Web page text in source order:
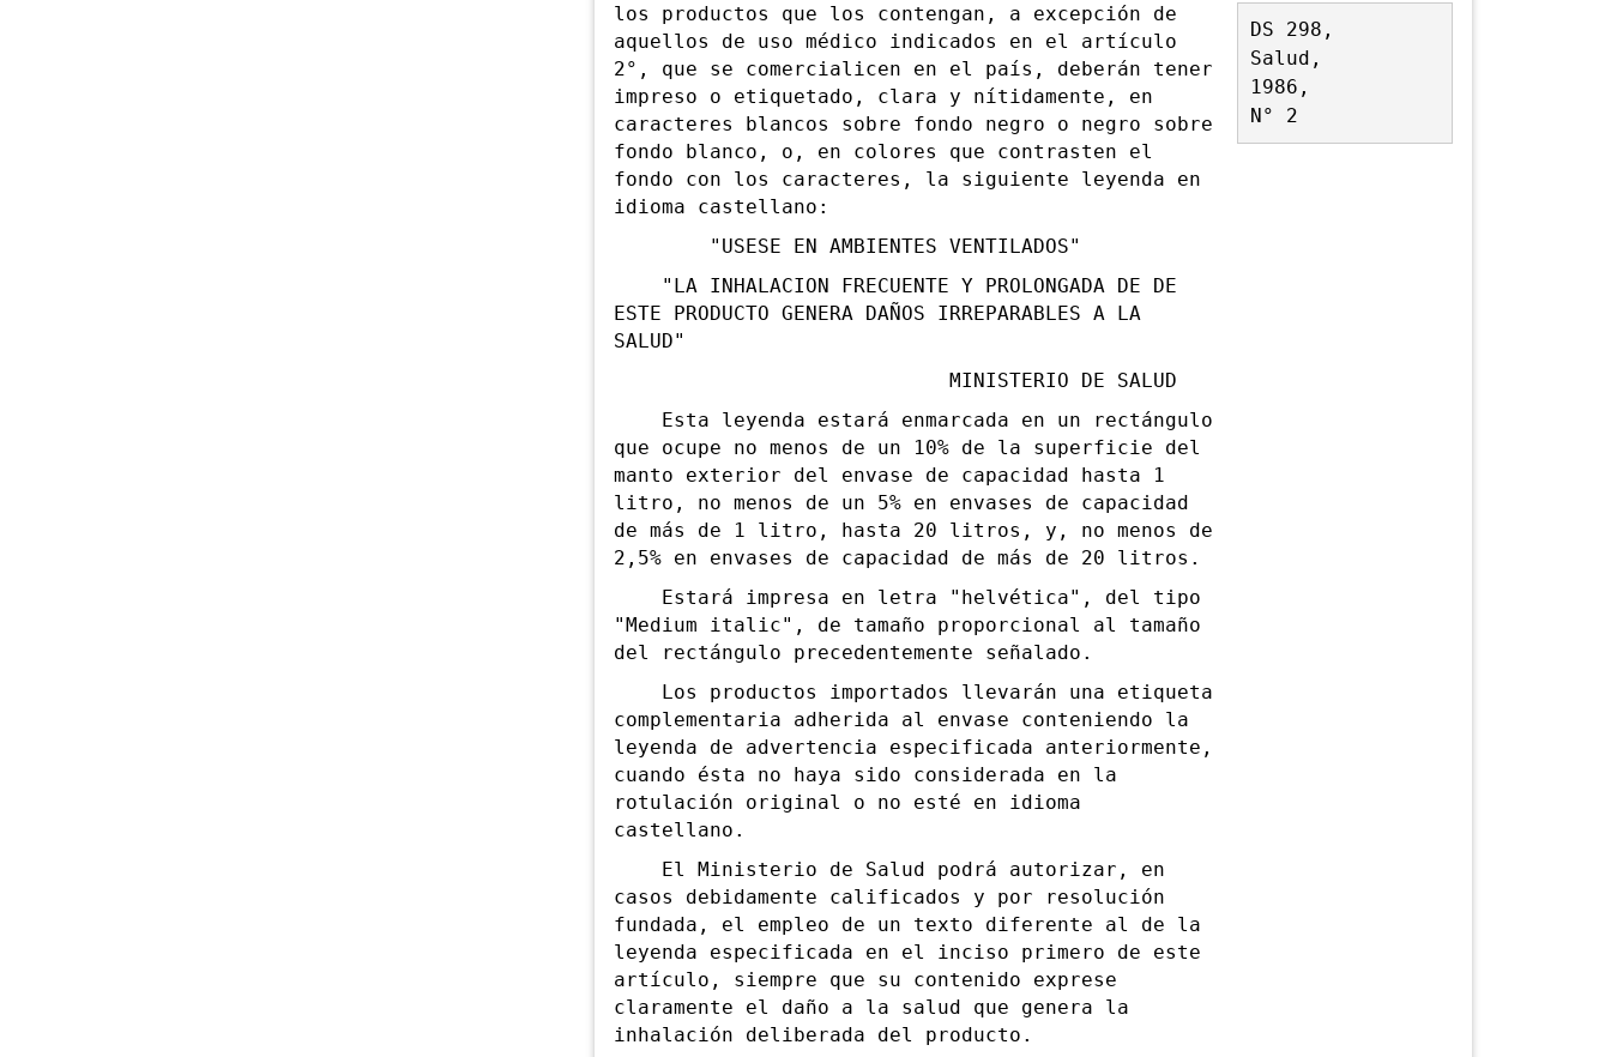
los
DS 298,
Salud,
1986,
N° 2
productos que los contengan, a excepción de
aquellos de uso médico indicados en el artículo
2°, que se comercialicen en el país, deberán tener
impreso o etiquetado, clara y nítidamente, en
caracteres blancos sobre fondo negro o negro sobre
fondo blanco, o, en colores que contrasten el
fondo con los caracteres, la siguiente leyenda en
idioma castellano:
"USESE EN AMBIENTES VENTILADOS"
"LA INHALACION FRECUENTE Y PROLONGADA DE DE
ESTE PRODUCTO GENERA DAÑOS IRREPARABLES A LA
SALUD"
MINISTERIO DE SALUD
Esta leyenda estará enmarcada en un rectángulo
que ocupe no menos de un 10% de la superficie del
manto exterior del envase de capacidad hasta 1
litro, no menos de un 5% en envases de capacidad
de más de 1 litro, hasta 20 litros, y, no menos de
2,5% en envases de capacidad de más de 20 litros.
Estará impresa en letra "helvética", del tipo
"Medium italic", de tamaño proporcional al tamaño
del rectángulo precedentemente señalado.
Los productos importados llevarán una etiqueta
complementaria adherida al envase conteniendo la
leyenda de advertencia especificada anteriormente,
cuando ésta no haya sido considerada en la
rotulación original o no esté en idioma
castellano.
El Ministerio de Salud podrá autorizar, en
casos debidamente calificados y por resolución
fundada, el empleo de un texto diferente al de la
leyenda especificada en el inciso primero de este
artículo, siempre que su contenido exprese
claramente el daño a la salud que genera la
inhalación deliberada del producto.